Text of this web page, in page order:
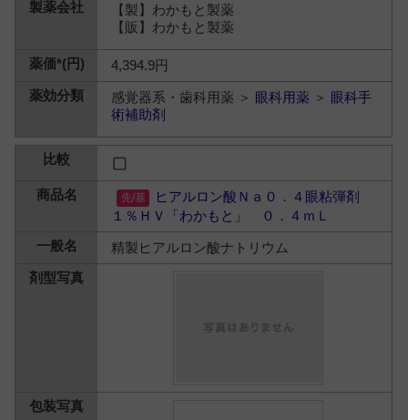
【製】わかもと製薬
【販】わかもと製薬
4,394.9円
感覚器系・歯科用薬 ＞ 眼科用薬 ＞ 眼科手
術補助剤
ヒアルロン酸Ｎａ０．４眼粘弾剤
１％ＨＶ「わかもと」 ０．４ｍＬ
精製ヒアルロン酸ナトリウム